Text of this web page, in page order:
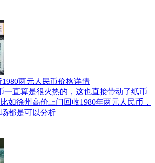
两元人民币价格详情
直算是很火热的，这也直接带动了纸币
如徐州高价上门回收1980年两元人民币，
都是可以分析